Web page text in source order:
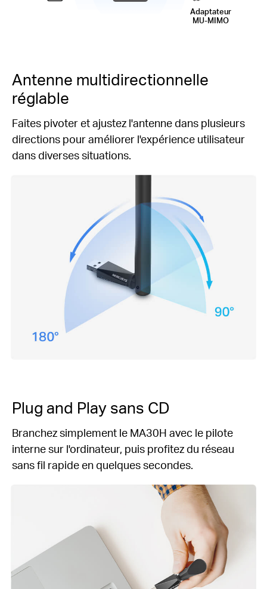
Adaptateur
MU-MIMO
Antenne multidirectionnelle
réglable
Faites pivoter et ajustez l'antenne dans plusieurs
directions pour améliorer l'expérience utilisateur
dans diverses situations.
Plug and Play sans CD
Branchez simplement le MA30H avec le pilote
interne sur l'ordinateur, puis profitez du réseau
sans fil rapide en quelques secondes.